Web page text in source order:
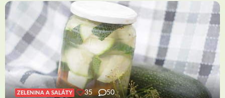
ZELENINA A SALÁTY 35 50